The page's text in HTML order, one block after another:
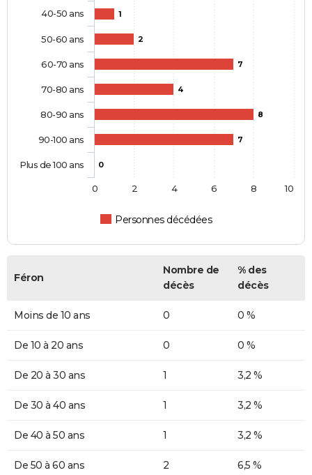
1
2
7
4
8
7
0
Personnes décédées
40-50 ans
50-60 ans
60-70 ans
70-80 ans
80-90 ans
90-100 ans
Plus de 100 ans
0 2 4 6 8 10
Féron
Nombre de
décès
% des
décès
Moins de 10 ans 0 0 %
De 10 à 20 ans 0 0 %
De 20 à 30 ans 1 3,2 %
De 30 à 40 ans 1 3,2 %
De 40 à 50 ans 1 3,2 %
De 50 à 60 ans 2 6,5 %